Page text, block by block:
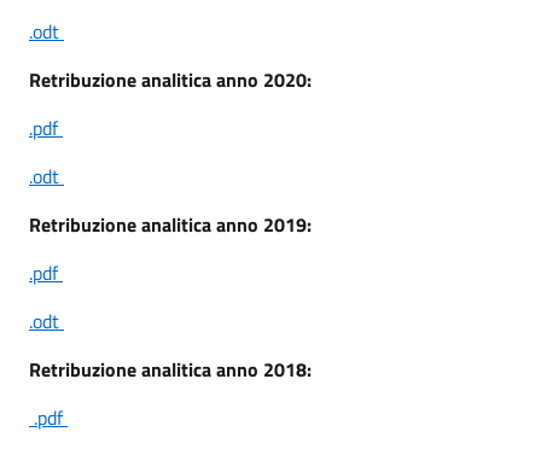
.odt
Retribuzione analitica anno 2020:
.pdf
.odt
Retribuzione analitica anno 2019:
.pdf
.odt
Retribuzione analitica anno 2018:
.pdf